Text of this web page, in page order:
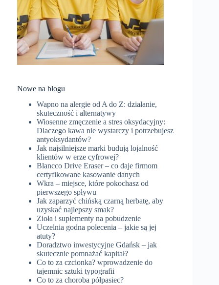
Nowe na blogu
Wapno na alergie od A do Z: działanie,
skuteczność i alternatywy
Wiosenne zmęczenie a stres oksydacyjny:
Dlaczego kawa nie wystarczy i potrzebujesz
antyoksydantów?
Jak najsilniejsze marki budują lojalność
klientów w erze cyfrowej?
Blancco Drive Eraser – co daje firmom
certyfikowane kasowanie danych
Wkra – miejsce, które pokochasz od
pierwszego spływu
Jak zaparzyć chińską czarną herbatę, aby
uzyskać najlepszy smak?
Zioła i suplementy na pobudzenie
Uczelnia godna polecenia – jakie są jej
atuty?
Doradztwo inwestycyjne Gdańsk – jak
skutecznie pomnażać kapitał?
Co to za czcionka? wprowadzenie do
tajemnic sztuki typografii
Co to za choroba półpasiec?